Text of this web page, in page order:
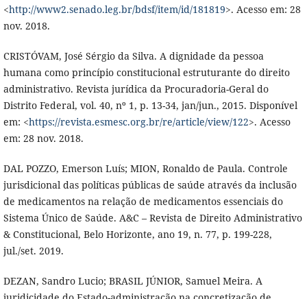
<http://www2.senado.leg.br/bdsf/item/id/181819>. Acesso em: 28
nov. 2018.
CRISTÓVAM, José Sérgio da Silva. A dignidade da pessoa
humana como princípio constitucional estruturante do direito
administrativo. Revista jurídica da Procuradoria-Geral do
Distrito Federal, vol. 40, nº 1, p. 13-34, jan/jun., 2015. Disponível
em: <https://revista.esmesc.org.br/re/article/view/122>. Acesso
em: 28 nov. 2018.
DAL POZZO, Emerson Luís; MION, Ronaldo de Paula. Controle
jurisdicional das políticas públicas de saúde através da inclusão
de medicamentos na relação de medicamentos essenciais do
Sistema Único de Saúde. A&C – Revista de Direito Administrativo
& Constitucional, Belo Horizonte, ano 19, n. 77, p. 199-228,
jul./set. 2019.
DEZAN, Sandro Lucio; BRASIL JÚNIOR, Samuel Meira. A